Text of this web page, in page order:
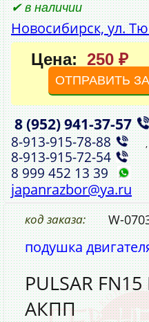
✔ в наличии
Новосибирск, ул.
Цена: 250 ₽
ОТПРАВИТЬ
8 (952)941‑37‑57 ,
8‑913‑915‑78‑88
8‑913‑915‑72‑54
8 999 452 13 39
japanrazbor@ya.ru
код заказа: W-
подушка
PULSAR
АКПП